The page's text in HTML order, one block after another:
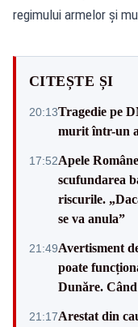
regimului armelor şi
CITEȘTE ȘI
20:13Tragedie pe
murit într-un
17:52Apele
scufundarea
riscurile.
se va anula”
21:49Avertisment
poate
Dunăre.
21:17Arestat din